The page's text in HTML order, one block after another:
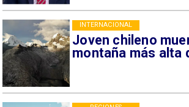
Joven chileno
montaña más alta
INTERNACIONAL